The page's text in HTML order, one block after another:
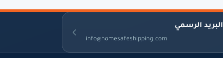
البريد الرسمي
info@homesafeshipping.com